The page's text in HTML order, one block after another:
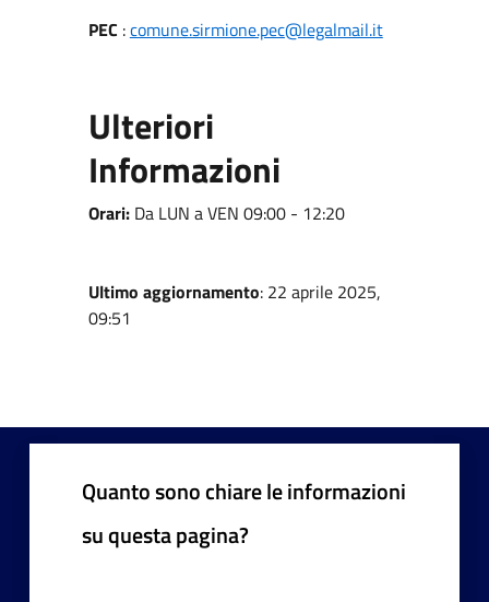
PEC :comune.sirmione.pec@legalmail.it
Ulteriori
Informazioni
Orari: Da LUN a VEN 09:00 - 12:20
Ultimo aggiornamento: 22 aprile 2025,
09:51
Quanto sono chiare le informazioni
su questa pagina?